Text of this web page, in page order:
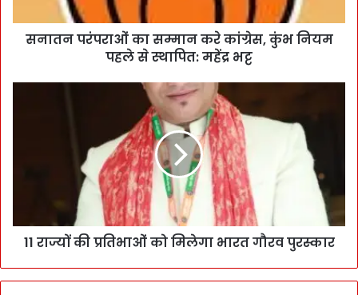
सनातन परंपराओं का सम्मान करे कांग्रेस, कुंभ नियम
पहले से स्थापित: महेंद्र भट्ट
11 राज्यों की प्रतिभाओं को मिलेगा भारत गौरव पुरस्कार